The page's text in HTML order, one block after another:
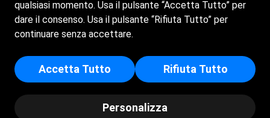
+39 339 1331653
CALA BRANDINCHI S.N.C. DI BACCIU SALVATORE & C.
(SS) - Iscritta al registro delle imprese di Sassari - p.i/c.f:
02003340904 - Numero REA: SS - 141145
© Copyright - Cala Brandinchi - Powered by Spiagge.it
qualsiasi momento. Usa il pulsante “Accetta Tutto” per
dare il consenso. Usa il pulsante “Rifiuta Tutto” per
continuare senza accettare.
Accetta Tutto Rifiuta Tutto
Personalizza